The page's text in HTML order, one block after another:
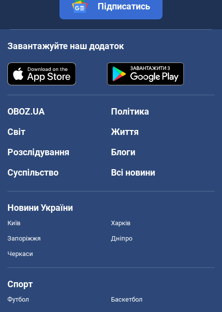
Підписатись
Завантажуйте наш додаток
OBOZ.UA
Політика
Світ
Життя
Розслідування
Блоги
Суспільство
Всі новини
Новини України
Київ Харків
Запоріжжя Дніпро
Черкаси
Спорт
Футбол Баскетбол